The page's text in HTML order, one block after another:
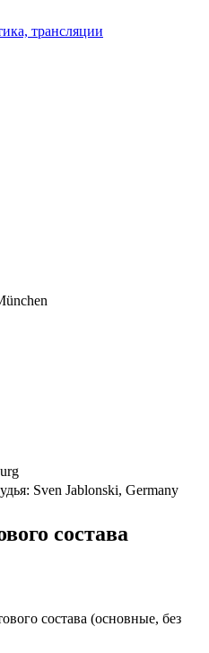
трансляции
Sven Jablonski, Germany
состава
состава (основные, без